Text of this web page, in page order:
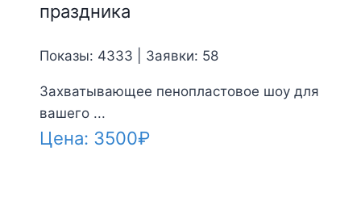
праздника
Показы: 4333 | Заявки: 58
Захватывающее пенопластовое шоу для
вашего ...
Цена: 3500₽